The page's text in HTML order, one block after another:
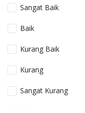
Sangat Baik
Baik
Kurang Baik
Kurang
Sangat Kurang